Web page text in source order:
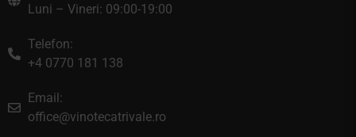
Luni – Vineri: 09:00-19:00
Telefon:
+4 0770 181 138
Email:
office@vinotecatrivale.ro